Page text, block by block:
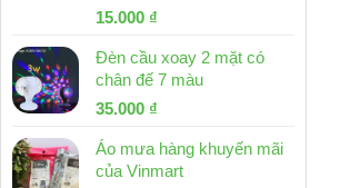
Giá
là:
32.000 ₫.
15.000 ₫
tại
là:
Đèn cầu xoay 2 mặt có
chân đế 7 màu
Giá
là:
46.000 ₫.
35.000 ₫
tại
là:
Áo mưa hàng khuyến mãi
của Vinmart